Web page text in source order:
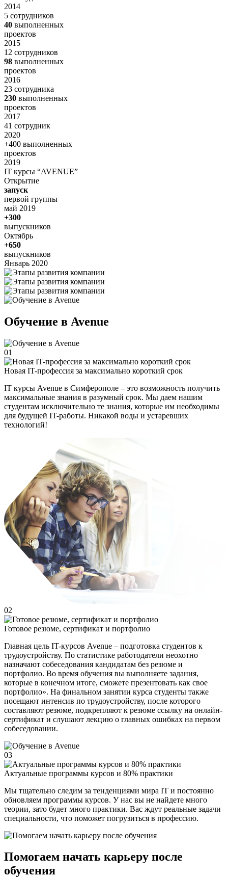
2014
5 сотрудников
40 выполненных
проектов
2015
12 сотрудников
98 выполненных
проектов
2016
23 сотрудника
230 выполненных
проектов
2017
41 сотрудник
2020
+400 выполненных
проектов
2019
IT курсы “AVENUE”
Открытие
запуск
первой группы
май 2019
+300
выпускников
Октябрь
+650
выпускников
Январь 2020
Обучение в Avenue
01
Новая IT-профессия за максимально короткий срок
IT курсы Avenue в Симферополе – это возможность получить
максимальные знания в разумный срок. Мы даем нашим
студентам исключительно те знания, которые им необходимы
для будущей IT-работы. Никакой воды и устаревших
технологий!
02
Готовое резюме, сертификат и портфолио
Главная цель IT-курсов Avenue – подготовка студентов к
трудоустройству. По статистике работодатели неохотно
назначают собеседования кандидатам без резюме и
портфолио. Во время обучения вы выполняете задания,
которые в конечном итоге, сможете презентовать как свое
портфолио». На финальном занятии курса студенты также
посещают интенсив по трудоустройству, после которого
составляют резюме, подкрепляют к резюме ссылку на онлайн-
сертификат и слушают лекцию о главных ошибках на первом
собеседовании.
03
Актуальные программы курсов и 80% практики
Мы тщательно следим за тенденциями мира IT и постоянно
обновляем программы курсов. У нас вы не найдете много
теории, зато будет много практики. Вас ждут реальные задачи
специальности, что поможет погрузиться в профессию.
Помогаем начать карьеру после
обучения